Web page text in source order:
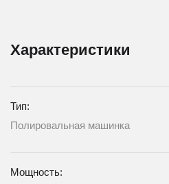
Характеристики
Тип:
Полировальная машинка
Мощность: